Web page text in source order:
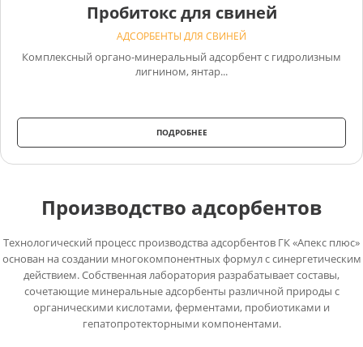
Пробитокс для свиней
АДСОРБЕНТЫ ДЛЯ СВИНЕЙ
Комплексный органо-минеральный адсорбент c гидролизным
лигнином, янтар...
ПОДРОБНЕЕ
Производство адсорбентов
Технологический процесс производства адсорбентов ГК «Апекс плюс»
основан на создании многокомпонентных формул с синергетическим
действием. Собственная лаборатория разрабатывает составы,
сочетающие минеральные адсорбенты различной природы с
органическими кислотами, ферментами, пробиотиками и
гепатопротекторными компонентами.